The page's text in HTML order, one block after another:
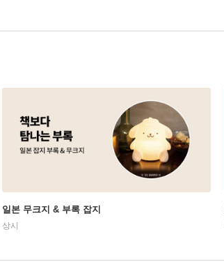
일본 무크지 & 부록 잡지
상시